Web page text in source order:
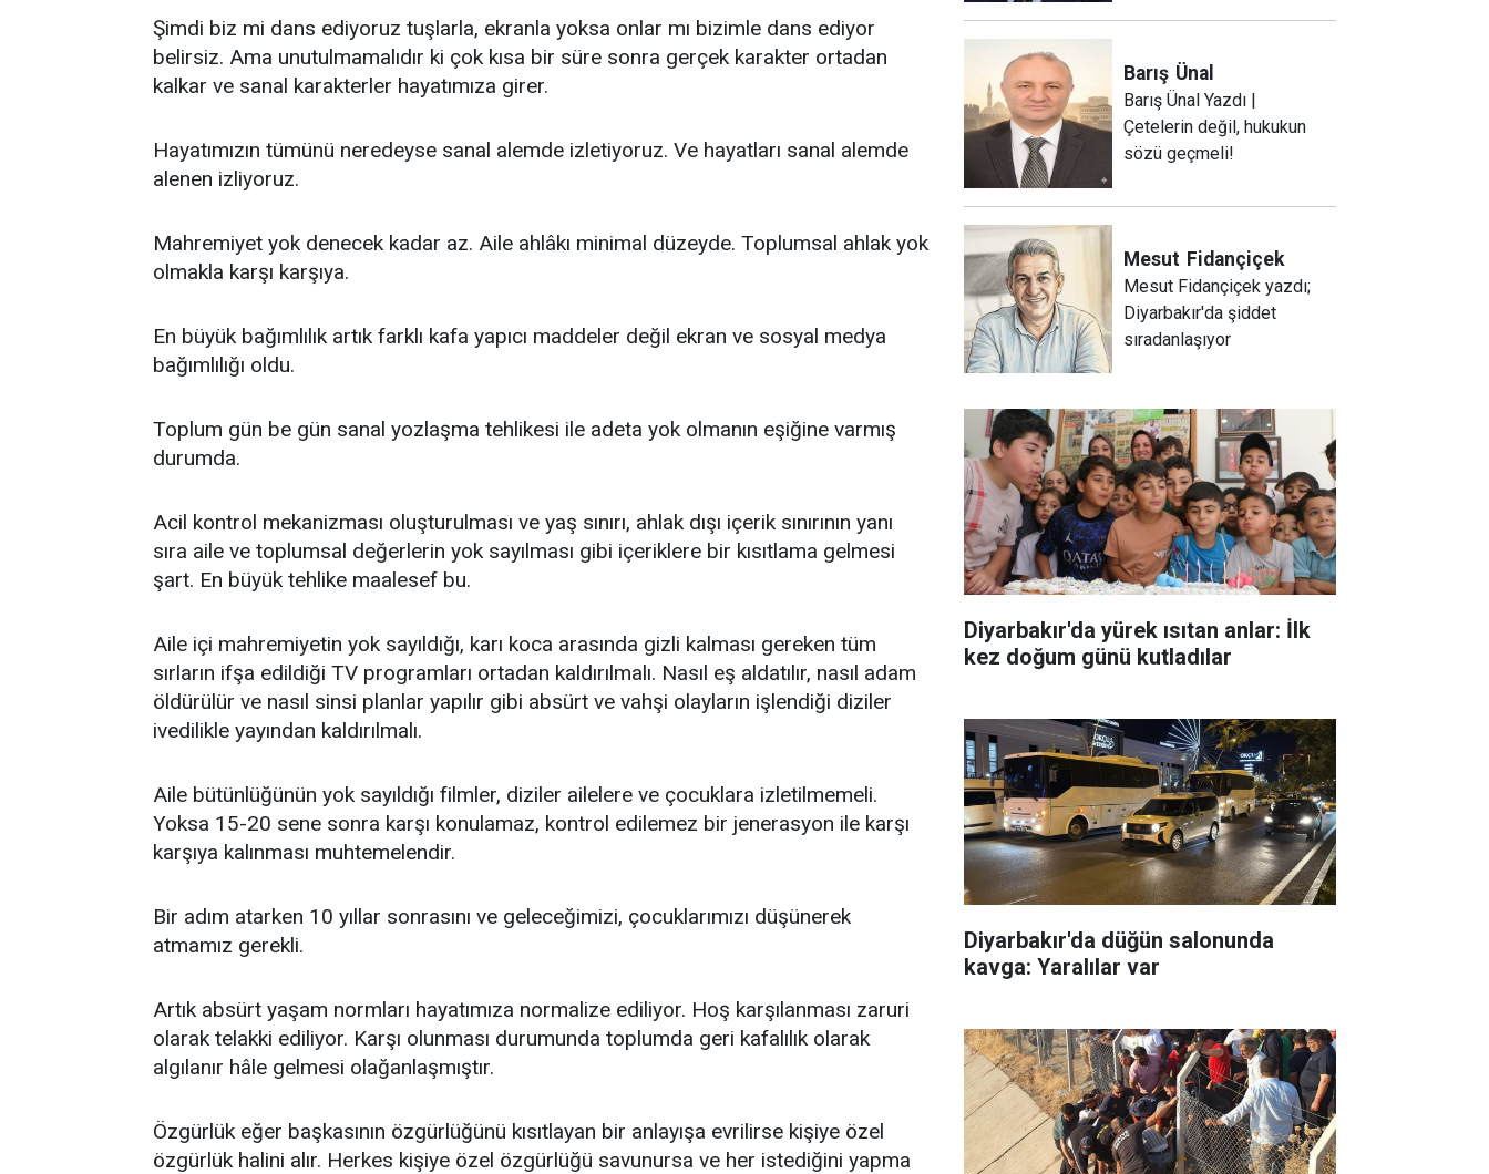
Şimdi biz mi dans ediyoruz tuşlarla, ekranla yoksa onlar mı bizimle dans ediyor
belirsiz. Ama unutulmamalıdır ki çok kısa bir süre sonra gerçek karakter ortadan
kalkar ve sanal karakterler hayatımıza girer.
Hayatımızın tümünü neredeyse sanal alemde izletiyoruz. Ve hayatları sanal alemde
alenen izliyoruz.
Mahremiyet yok denecek kadar az. Aile ahlâkı minimal düzeyde. Toplumsal ahlak yok
olmakla karşı karşıya.
En büyük bağımlılık artık farklı kafa yapıcı maddeler değil ekran ve sosyal medya
bağımlılığı oldu.
Toplum gün be gün sanal yozlaşma tehlikesi ile adeta yok olmanın eşiğine varmış
durumda.
Acil kontrol mekanizması oluşturulması ve yaş sınırı, ahlak dışı içerik sınırının yanı
sıra aile ve toplumsal değerlerin yok sayılması gibi içeriklere bir kısıtlama gelmesi
şart. En büyük tehlike maalesef bu.
Aile içi mahremiyetin yok sayıldığı, karı koca arasında gizli kalması gereken tüm
sırların ifşa edildiği TV programları ortadan kaldırılmalı. Nasıl eş aldatılır, nasıl adam
öldürülür ve nasıl sinsi planlar yapılır gibi absürt ve vahşi olayların işlendiği diziler
ivedilikle yayından kaldırılmalı.
Aile bütünlüğünün yok sayıldığı filmler, diziler ailelere ve çocuklara izletilmemeli.
Yoksa 15-20 sene sonra karşı konulamaz, kontrol edilemez bir jenerasyon ile karşı
karşıya kalınması muhtemelendir.
Bir adım atarken 10 yıllar sonrasını ve geleceğimizi, çocuklarımızı düşünerek
atmamız gerekli.
Artık absürt yaşam normları hayatımıza normalize ediliyor. Hoş karşılanması zaruri
olarak telakki ediliyor. Karşı olunması durumunda toplumda geri kafalılık olarak
algılanır hâle gelmesi olağanlaşmıştır.
Özgürlük eğer başkasının özgürlüğünü kısıtlayan bir anlayışa evrilirse kişiye özel
özgürlük halini alır. Herkes kişiye özel özgürlüğü savunursa ve her istediğini yapma
Barış Ünal
Barış Ünal Yazdı |
Çetelerin değil, hukukun
sözü geçmeli!
Mesut Fidançiçek
Mesut Fidançiçek yazdı;
Diyarbakır'da şiddet
sıradanlaşıyor
Diyarbakır'da yürek ısıtan anlar: İlk
kez doğum günü kutladılar
Diyarbakır'da düğün salonunda
kavga: Yaralılar var